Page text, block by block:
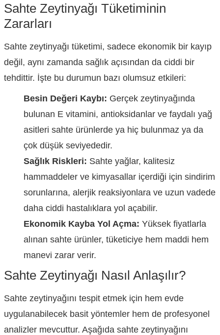
Sahte Zeytinyağı Tüketiminin
Zararları
Sahte zeytinyağı tüketimi, sadece ekonomik bir kayıp
değil, aynı zamanda sağlık açısından da ciddi bir
tehdittir. İşte bu durumun bazı olumsuz etkileri:
Besin Değeri Kaybı: Gerçek zeytinyağında
bulunan E vitamini, antioksidanlar ve faydalı yağ
asitleri sahte ürünlerde ya hiç bulunmaz ya da
çok düşük seviyededir.
Sağlık Riskleri: Sahte yağlar, kalitesiz
hammaddeler ve kimyasallar içerdiği için sindirim
sorunlarına, alerjik reaksiyonlara ve uzun vadede
daha ciddi hastalıklara yol açabilir.
Ekonomik Kayba Yol Açma: Yüksek fiyatlarla
alınan sahte ürünler, tüketiciye hem maddi hem
manevi zarar verir.
Sahte Zeytinyağı Nasıl Anlaşılır?
Sahte zeytinyağını tespit etmek için hem evde
uygulanabilecek basit yöntemler hem de profesyonel
analizler mevcuttur. Aşağıda sahte zeytinyağını